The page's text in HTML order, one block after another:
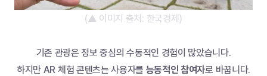
(▲ 이미지 출처: 한국경제)
기존 관광은 정보 중심의 수동적인 경험이 많았습니다.
하지만 AR 체험 콘텐츠는 사용자를 능동적인 참여자로 바꿉니다.